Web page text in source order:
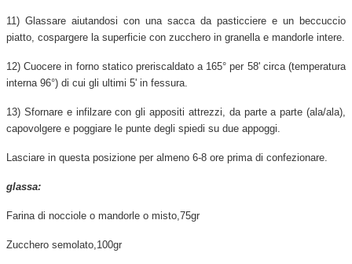
11) Glassare aiutandosi con una sacca da pasticciere e un beccuccio
piatto, cospargere la superficie con zucchero in granella e mandorle intere.
12) Cuocere in forno statico preriscaldato a 165° per 58' circa (temperatura
interna 96°) di cui gli ultimi 5' in fessura.
13) Sfornare e infilzare con gli appositi attrezzi, da parte a parte (ala/ala),
capovolgere e poggiare le punte degli spiedi su due appoggi.
Lasciare in questa posizione per almeno 6-8 ore prima di confezionare.
glassa:
Farina di nocciole o mandorle o misto,75gr
Zucchero semolato,100gr